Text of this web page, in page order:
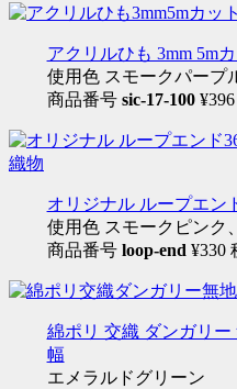
アクリルひも 3mm 5mカ
使用色 スモークパープ
商品番号 sic-17-100
オリジナル ループエン
使用色 スモークピンク
商品番号 loop-end ¥330
綿ポリ 交織 ダンガリー
幅
エメラルドグリーン